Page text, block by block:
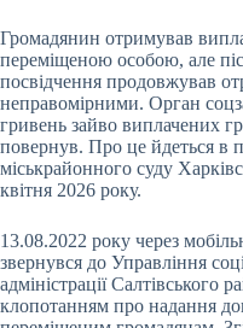
Громадянин отримував
переміщеною особою, але
посвідчення продовжував
неправомірними. Орган
гривень зайво виплачених
повернув. Про це йдеться в
міськрайонного суду
квітня 2026 року.
13.08.2022 року через
звернувся до Управління
адміністрації Салтівського
клопотанням про надання